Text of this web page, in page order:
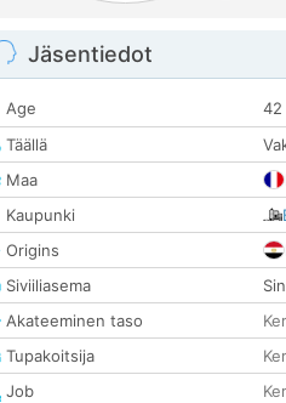
Jäsentiedot
Age
42
Täällä
Maa
Kaupunki
Origins
Siviiliasema
Akateeminen taso
Tupakoitsija
Job